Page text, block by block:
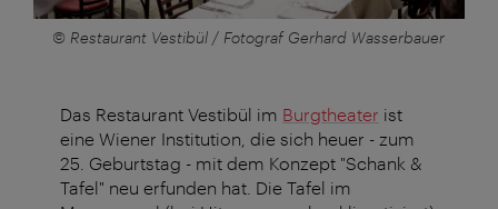
© Restaurant Vestibül / Fotograf Gerhard Wasserbauer
Das Restaurant Vestibül im Burgtheater ist
eine Wiener Institution, die sich heuer - zum
25. Geburtstag - mit dem Konzept "Schank &
Tafel" neu erfunden hat. Die Tafel im